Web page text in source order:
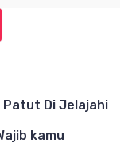
Patut Di Jelajahi
kamu